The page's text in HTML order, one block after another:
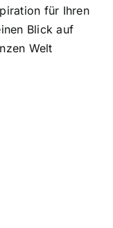
für Ihren
Blick auf
Welt